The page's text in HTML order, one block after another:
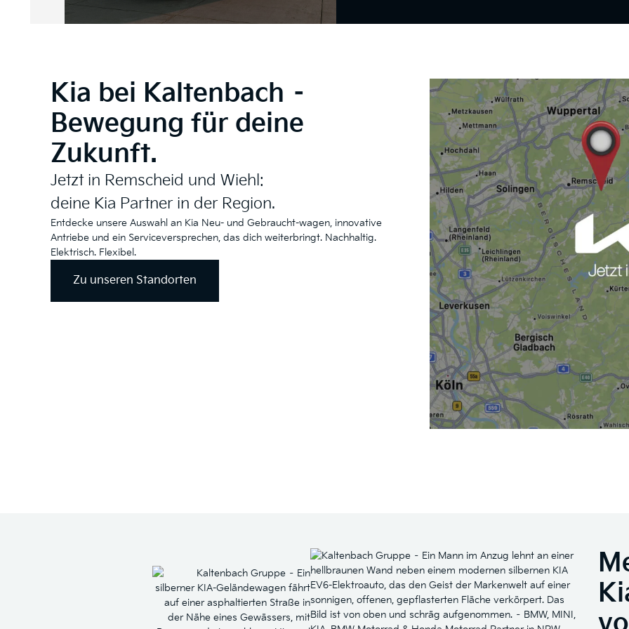
Kia bei Kaltenbach –
Bewegung für deine
Zukunft.
Jetzt in Remscheid und Wiehl:
deine Kia Partner in der Region.
Entdecke unsere Auswahl an Kia Neu- und Gebraucht-wagen, innovative
Antriebe und ein Serviceversprechen, das dich weiterbringt. Nachhaltig.
Elektrisch. Flexibel.
Zu unseren Standorten